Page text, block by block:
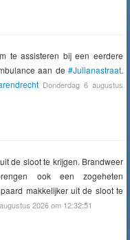
te assisteren bij een eerdere
aan de #Julianastraat.
Donderdag 6 augustus
de sloot te krijgen. Brandweer
ook een zogeheten
makkelijker uit de sloot te
2026 om 12:32:51